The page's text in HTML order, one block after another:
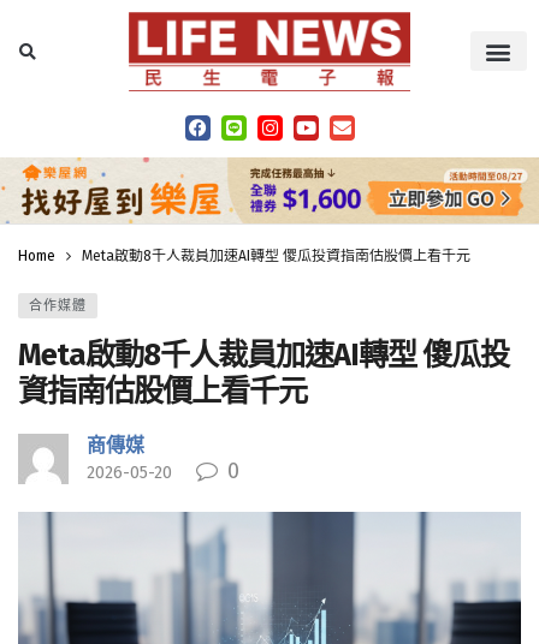
Home Meta啟動8千人裁員加速AI轉型 傻瓜投資指南估股價上看千元
合作媒體
Meta啟動8千人裁員加速AI轉型 傻瓜投
資指南估股價上看千元
商傳媒
2026-05-20 0